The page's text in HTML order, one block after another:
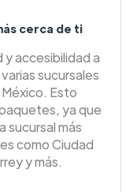
cerca de ti
y accesibilidad a
sucursales
Esto
ya que
sucursal más
como Ciudad
y más.